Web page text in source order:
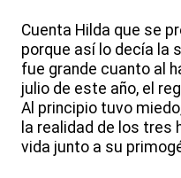
Cuenta Hilda que se
porque así lo decía la
fue grande cuanto al
julio de este año, el
Al principio tuvo
la realidad de los tres
vida junto a su